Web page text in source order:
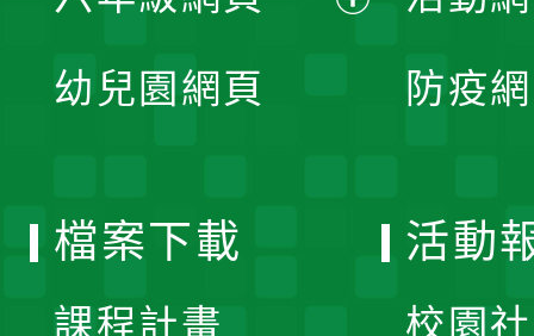
開
幼兒園網頁 防疫
檔案下載
課程計畫
活動
校園